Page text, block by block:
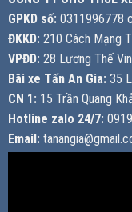
GPKD số: 0311996778
ĐKKD: 210 Cách Mạng
VPĐD: 28 Lương Thế
Bãi xe Tấn An Gia: 35
CN 1: 15 Trần Quang
Hotline zalo 24/7:
Email: